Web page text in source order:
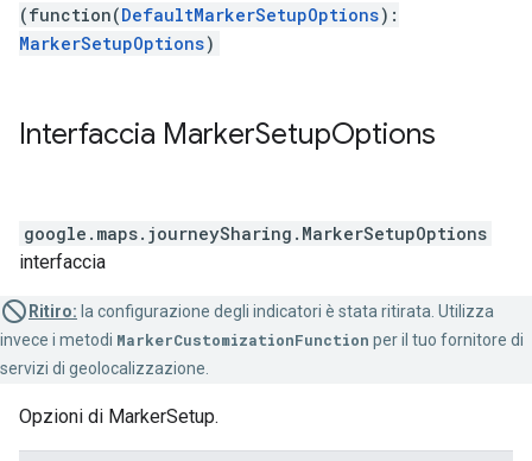
(function(DefaultMarkerSetupOptions):
MarkerSetupOptions)
Interfaccia MarkerSetupOptions
google.maps.journeySharing . MarkerSetupOptions
interfaccia
Ritiro: la configurazione degli indicatori è stata ritirata. Utilizza
invece i metodi MarkerCustomizationFunction per il tuo fornitore di
servizi di geolocalizzazione.
Opzioni di MarkerSetup.